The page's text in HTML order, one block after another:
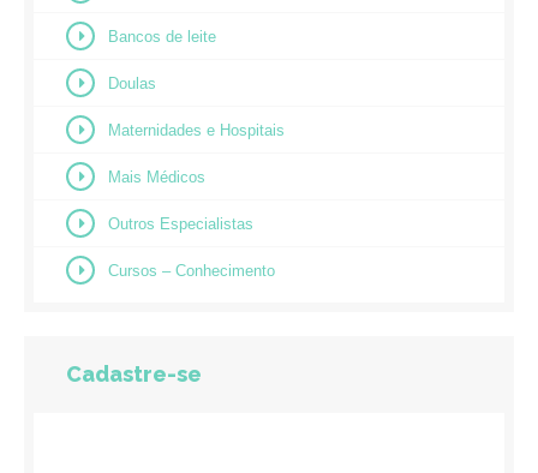
Bancos de leite
Doulas
Maternidades e Hospitais
Mais Médicos
Outros Especialistas
Cursos – Conhecimento
Cadastre-se